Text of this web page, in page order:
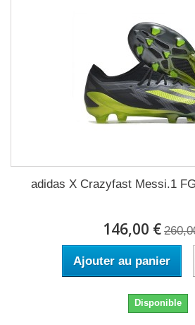
adidas X Crazyfast Messi.1
146,00 €
Ajouter au panier
Disponible